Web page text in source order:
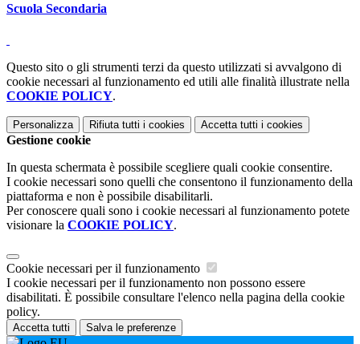
Scuola Secondaria
Questo sito o gli strumenti terzi da questo utilizzati si avvalgono di
cookie necessari al funzionamento ed utili alle finalità illustrate nella
COOKIE POLICY.
Personalizza Rifiuta tutti i cookies Accetta tutti i cookies
Gestione cookie
In questa schermata è possibile scegliere quali cookie consentire.
I cookie necessari sono quelli che consentono il funzionamento della
piattaforma e non è possibile disabilitarli.
Per conoscere quali sono i cookie necessari al funzionamento potete
visionare la COOKIE POLICY.
Cookie necessari per il funzionamento
I cookie necessari per il funzionamento non possono essere
disabilitati. È possibile consultare l'elenco nella pagina della cookie
policy.
Accetta tutti Salva le preferenze